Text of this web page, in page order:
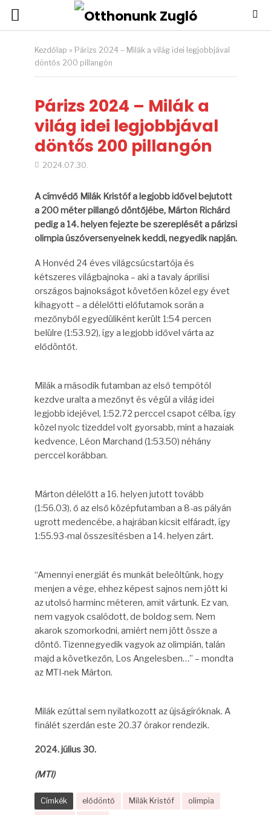
Kezdőlap » Párizs 2024 – Milák a világ idei legjobbjával
döntős 200 pillangón
Párizs 2024 – Milák a
világ idei legjobbjával
döntős 200 pillangón
2024.07.30.
A címvédő Milák Kristóf a legjobb idővel bejutott
a 200 méter pillangó döntőjébe, Márton Richárd
pedig a 14. helyen fejezte be szereplését a párizsi
olimpia úszóversenyeinek keddi, negyedik napján.
A Honvéd 24 éves világcsúcstartója és
kétszeres világbajnoka – aki a tavaly áprilisi
országos bajnokságot követően közel egy évet
kihagyott – a délelőtti előfutamok során a
mezőnyből egyedüliként került 1:54 percen
belülre (1:53.92), így a legjobb idővel várta az
elődöntőt.
Milák a második futamban az első tempótól
kezdve uralta a mezőnyt és végül a világ idei
legjobb idejével, 1:52.72 perccel csapot célba, így
közel nyolc tizeddel volt gyorsabb, mint a hazaiak
kedvence, Léon Marchand (1:53.50) néhány
perccel korábban.
Márton délelőtt a 16. helyen jutott tovább
(1:56.03), ő az első középfutamban a 8-as pályán
ugrott medencébe, a hajrában kicsit elfáradt, így
1:55.93-mal összesítésben a 14. helyen zárt.
“Amennyi energiát és munkát beleöltünk, hogy
menjen a vége, ehhez képest sajnos nem jött ki
az utolsó harminc méteren, amit vártunk. Ez van,
nem vagyok csalódott, de boldog sem. Nem
akarok szomorkodni, amiért nem jött össze a
döntő. Tizennegyedik vagyok az olimpián, talán
majd a következőn, Los Angelesben…” – mondta
az MTI-nek Márton.
Milák ezúttal sem nyilatkozott az újságíróknak. A
finálét szerdán este 20.37 órakor rendezik.
2024. július 30.
(MTI)
Címkék elődöntő Milák Kristóf olimpia